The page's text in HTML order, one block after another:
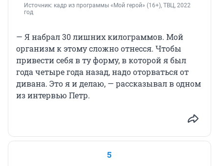
Источник: кадр из программы «Мой герой» (16+), ТВЦ, 2022
год
— Я набрал 30 лишних килограммов. Мой
организм к этому сложно отнесся. Чтобы
привести себя в ту форму, в которой я был
года четыре года назад, надо оторваться от
дивана. Это я и делаю, — рассказывал в одном
из интервью Петр.
5